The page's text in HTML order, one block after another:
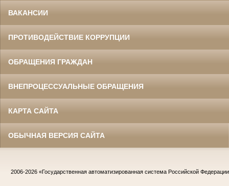
ВАКАНСИИ
ПРОТИВОДЕЙСТВИЕ КОРРУПЦИИ
ОБРАЩЕНИЯ ГРАЖДАН
ВНЕПРОЦЕССУАЛЬНЫЕ ОБРАЩЕНИЯ
КАРТА САЙТА
ОБЫЧНАЯ ВЕРСИЯ САЙТА
2006-2026 «Государственная автоматизированная система Российской